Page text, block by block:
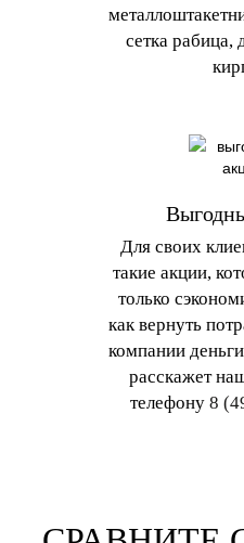
сетка рабица,
Для своих
такие акции,
только
как вернуть
компании
расскажет
телефону 8